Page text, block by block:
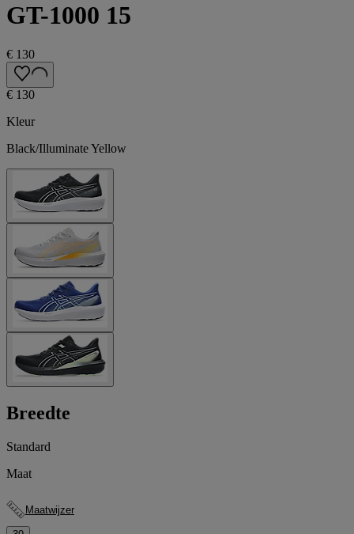
GT-1000 15
€ 130
€ 130
Kleur
Black/Illuminate Yellow
Breedte
Standard
Maat
Maatwijzer